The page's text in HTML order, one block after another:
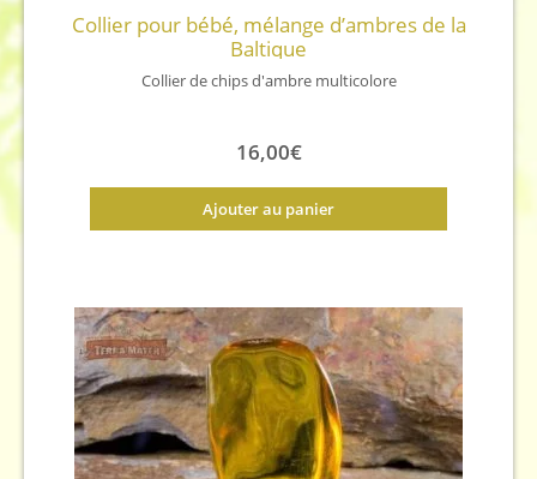
Collier pour bébé, mélange d’ambres de la
Baltique
Collier de chips d'ambre multicolore
16,00€
Ajouter au panier